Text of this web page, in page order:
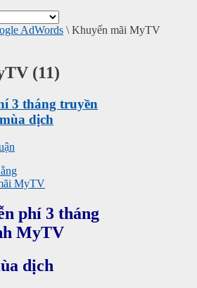
AdWords \ Khuyến mãi MyTV
(11)
3 tháng truyền
dịch
MyTV
phí 3 tháng
MyTV
dịch